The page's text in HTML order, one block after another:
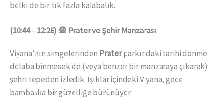
belki de bir tık fazla kalabalık.
(10:44 – 12:26) 🎡 Prater ve Şehir Manzarası
Viyana’nın simgelerinden Praterparkındaki tarihi dönme
dolaba binmesek de (veya benzer bir manzaraya çıkarak)
şehri tepeden izledik. Işıklar içindeki Viyana, gece
bambaşka bir güzelliğe bürünüyor.